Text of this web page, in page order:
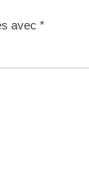
avec *